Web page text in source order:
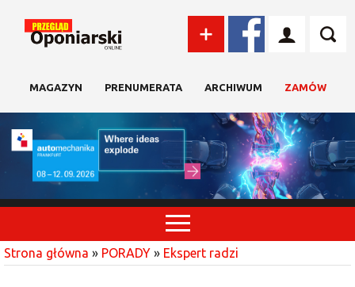
MAGAZYN PRENUMERATA ARCHIWUM ZAMÓW
Strona główna » PORADY » Ekspert radzi